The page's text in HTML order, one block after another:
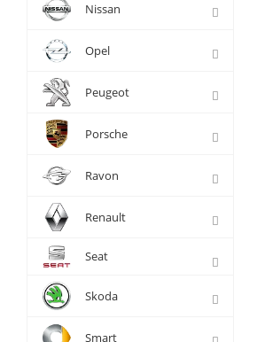
Nissan
Opel
Peugeot
Porsche
Ravon
Renault
Seat
Skoda
Smart